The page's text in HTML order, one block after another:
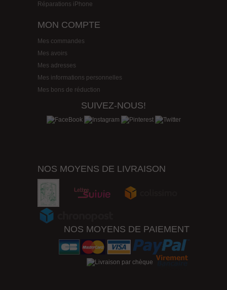
Réparations iPhone
MON COMPTE
Mes commandes
Mes avoirs
Mes adresses
Mes informations personnelles
Mes bons de réduction
SUIVEZ-NOUS!
NOS MOYENS DE LIVRAISON
NOS MOYENS DE PAIEMENT